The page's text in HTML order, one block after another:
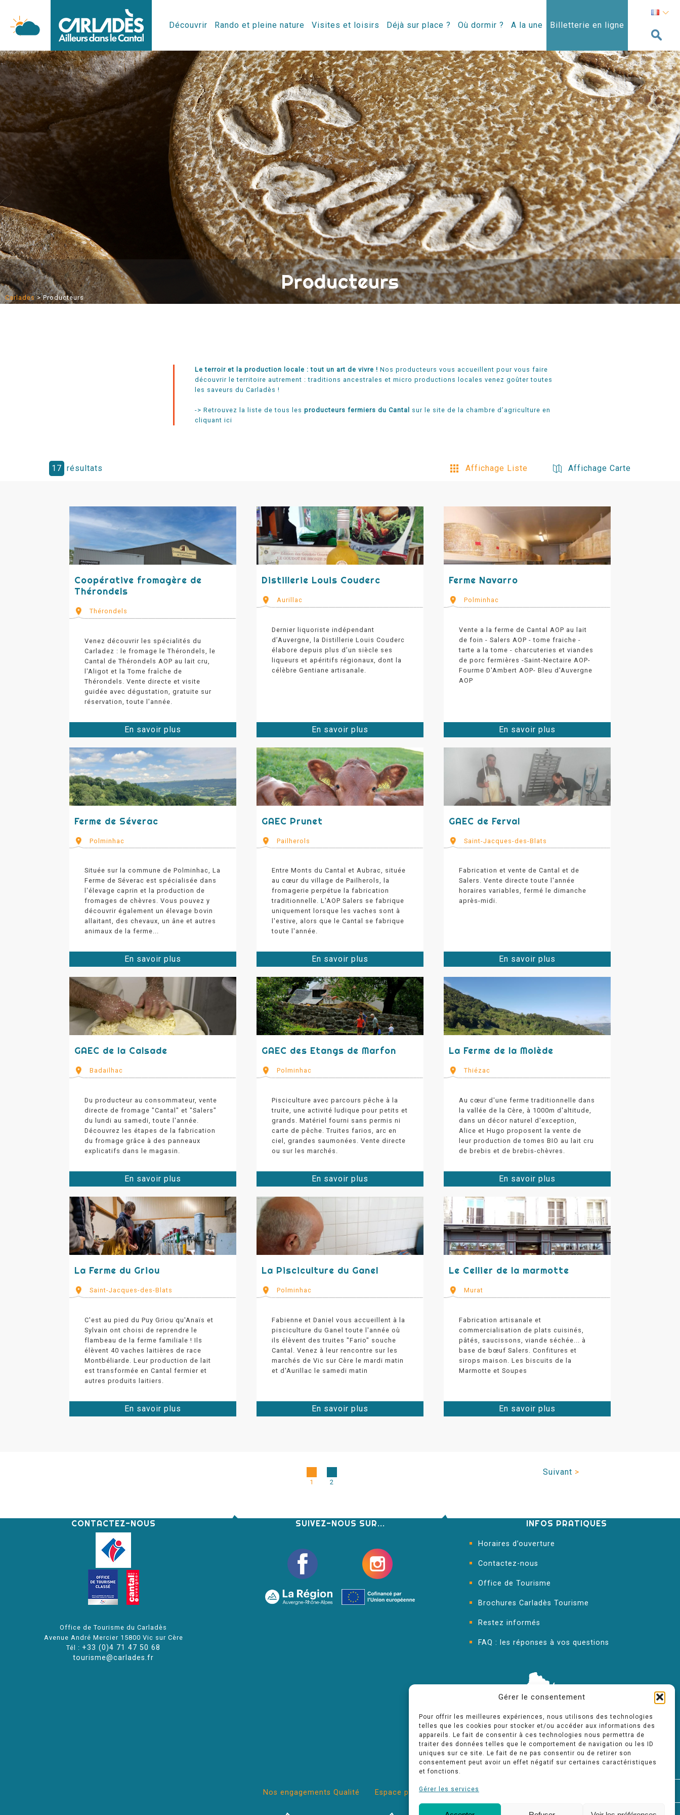
Gérer le consentement
Pour offrir les meilleures expériences, nous utilisons des technologies
telles que les cookies pour stocker et/ou accéder aux informations des
appareils. Le fait de consentir à ces technologies nous permettra de
traiter des données telles que le comportement de navigation ou les ID
uniques sur ce site. Le fait de ne pas consentir ou de retirer son
consentement peut avoir un effet négatif sur certaines caractéristiques
et fonctions.
Gérer les services
Découvrir Rando et pleine nature Visites et loisirs Déjà sur place ? Où dormir ? A la une Billetterie en ligne
Producteurs
Carlades>Producteurs
Le terroir et la production locale : tout un art de vivre ! Nos producteurs vous accueillent pour vous faire
découvrir le territoire autrement : traditions ancestrales et micro productions locales venez goûter toutes
les saveurs du Carladès !
-> Retrouvez la liste de tous les producteurs fermiers du Cantal
sur le site de la chambre d’agriculture en
cliquant ici
17 résultats Affichage Liste Affichage Carte
Coopérative fromagère de
Thérondels
Thérondels
Venez découvrir les spécialités du
Carladez : le fromage le Thérondels, le
Cantal de Thérondels AOP au lait cru,
l'Aligot et la Tome fraîche de
Thérondels. Vente directe et visite
guidée avec dégustation, gratuite sur
réservation, toute l'année.
En savoir plus
Distillerie Louis Couderc
Aurillac
Dernier liquoriste indépendant
d’Auvergne, la Distillerie Louis Couderc
élabore depuis plus d’un siècle ses
liqueurs et apéritifs régionaux, dont la
célèbre Gentiane artisanale.
En savoir plus
Ferme Navarro
Polminhac
Vente a la ferme de Cantal AOP au lait
de foin - Salers AOP - tome fraiche -
tarte a la tome - charcuteries et viandes
de porc fermières -Saint-Nectaire AOP-
Fourme D'Ambert AOP- Bleu d'Auvergne
AOP
En savoir plus
Ferme de Séverac
Polminhac
Située sur la commune de Polminhac, La
Ferme de Séverac est spécialisée dans
l'élevage caprin et la production de
fromages de chèvres. Vous pouvez y
découvrir également un élevage bovin
allaitant, des chevaux, un âne et autres
animaux de la ferme...
En savoir plus
GAEC Prunet
Pailherols
Entre Monts du Cantal et Aubrac, située
au cœur du village de Pailherols, la
fromagerie perpétue la fabrication
traditionnelle. L'AOP Salers se fabrique
uniquement lorsque les vaches sont à
l'estive, alors que le Cantal se fabrique
toute l'année.
En savoir plus
GAEC de Ferval
Saint-Jacques-des-Blats
Fabrication et vente de Cantal et de
Salers. Vente directe toute l'année
horaires variables, fermé le dimanche
après-midi.
En savoir plus
GAEC de la Calsade
Badailhac
Du producteur au consommateur, vente
directe de fromage "Cantal" et "Salers"
du lundi au samedi, toute l'année.
Découvrez les étapes de la fabrication
du fromage grâce à des panneaux
explicatifs dans le magasin.
En savoir plus
GAEC des Etangs de Marfon
Polminhac
Pisciculture avec parcours pêche à la
truite, une activité ludique pour petits et
grands. Matériel fourni sans permis ni
carte de pêche. Truites farios, arc en
ciel, grandes saumonées. Vente directe
ou sur les marchés.
En savoir plus
La Ferme de la Molède
Thiézac
Au cœur d'une ferme traditionnelle dans
la vallée de la Cère, à 1000m d'altitude,
dans un décor naturel d'exception,
Alice et Hugo proposent la vente de
leur production de tomes BIO au lait cru
de brebis et de brebis-chèvres.
En savoir plus
La Ferme du Griou
Saint-Jacques-des-Blats
C'est au pied du Puy Griou qu'Anaïs et
Sylvain ont choisi de reprendre le
flambeau de la ferme familiale ! Ils
élèvent 40 vaches laitières de race
Montbéliarde. Leur production de lait
est transformée en Cantal fermier et
autres produits laitiers.
En savoir plus
La Pisciculture du Ganel
Polminhac
Fabienne et Daniel vous accueillent à la
pisciculture du Ganel toute l'année où
ils élèvent des truites "Fario" souche
Cantal. Venez à leur rencontre sur les
marchés de Vic sur Cère le mardi matin
et d'Aurillac le samedi matin
En savoir plus
Le Cellier de la marmotte
Murat
Fabrication artisanale et
commercialisation de plats cuisinés,
pâtés, saucissons, viande séchée... à
base de bœuf Salers. Confitures et
sirops maison. Les biscuits de la
Marmotte et Soupes
En savoir plus
1 2
Suivant >
CONTACTEZ-NOUS
Office de Tourisme du Carladès
Avenue André Mercier 15800 Vic sur Cère
Tél : +33 (0)4 71 47 50 68
tourisme@carlades.fr
SUIVEZ-NOUS SUR... INFOS PRATIQUES
Horaires d’ouverture
Contactez-nous
Office de Tourisme
Brochures Carladès Tourisme
Restez informés
FAQ : les réponses à vos questions
Nos engagements Qualité Espace pro